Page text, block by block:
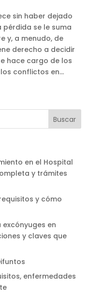
sin haber dejado
se le suma
y, a menudo, de
derecho a decidir
hace cargo de los
conflictos en...
en el Hospital
y trámites
y cómo
en
y claves que
enfermedades